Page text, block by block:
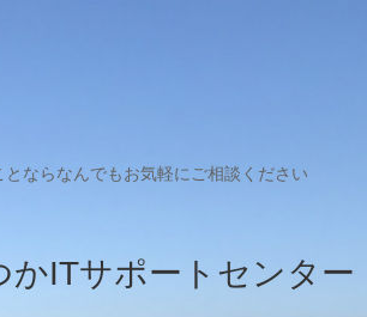
とならなんでもお気軽にご相談ください
かITサポートセンター